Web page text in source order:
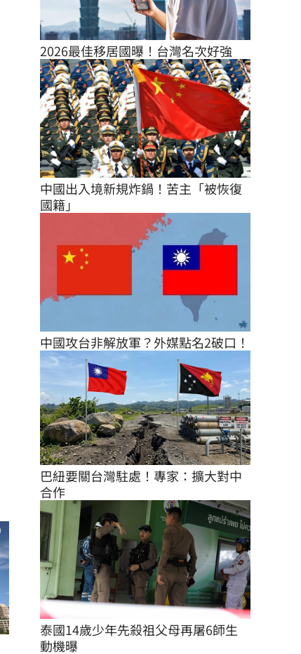
2026最佳移居國曝！台灣名次好強
中國出入境新規炸鍋！苦主「被恢復
國籍」
中國攻台非解放軍？外媒點名2破口！
巴紐要關台灣駐處！專家：擴大對中
合作
泰國14歲少年先殺祖父母再屠6師生
動機曝